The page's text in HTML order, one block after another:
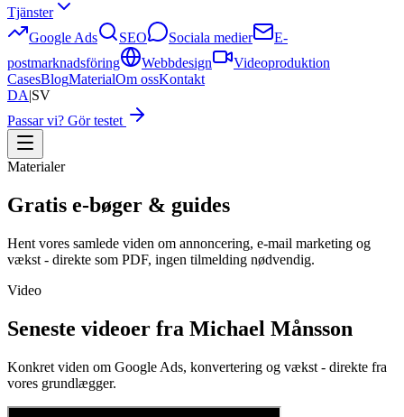
Tjänster
Google Ads
SEO Sociala medier
E-
postmarknadsföring
Webbdesign
Videoproduktion
CasesBlogMaterialOm ossKontakt
DA|SV
Passar vi? Gör testet
Materialer
Gratis e-bøger & guides
Hent vores samlede viden om annoncering, e-mail marketing og
vækst - direkte som PDF, ingen tilmelding nødvendig.
Video
Seneste videoer fra Michael Månsson
Konkret viden om Google Ads, konvertering og vækst - direkte fra
vores grundlægger.